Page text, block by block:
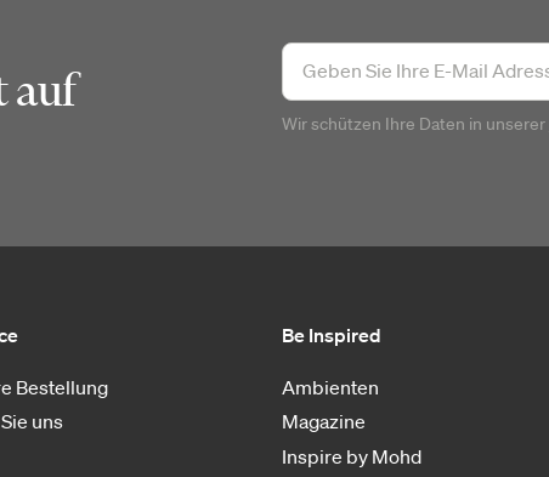
auf
Wir schützen Ihre Daten in unserer
Bestellung
uns
Be Inspired
Ambienten
Magazine
Inspire by Mohd